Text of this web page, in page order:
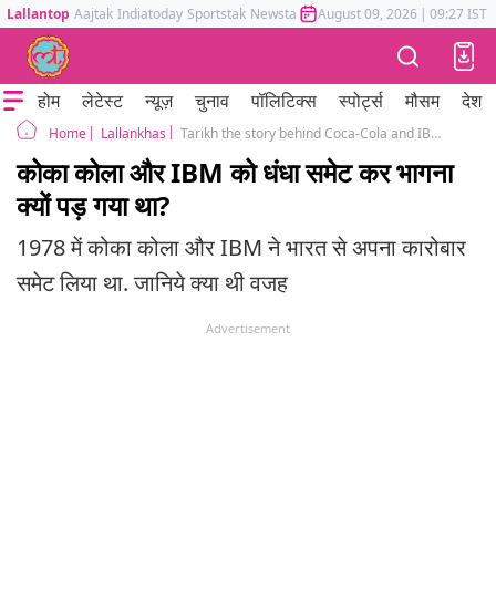
Lallantop Aajtak Indiatoday Sportstak Newstak Mumbai Tak Astrotak
August 09, 2026 | 09:27 IST
होम लेटेस्ट न्यूज़ चुनाव पॉलिटिक्स स्पोर्ट्स मौसम देश
Home Lallankhas Tarikh the story behind Coca-Cola and IBM exit from Indian market in 1978
कोका कोला और IBM को धंधा समेट कर भागना
क्यों पड़ गया था?
1978 में कोका कोला और IBM ने भारत से अपना कारोबार
समेट लिया था. जानिये क्या थी वजह
Advertisement